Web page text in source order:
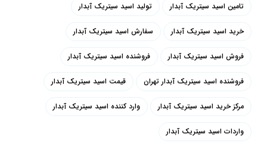
تامین اسید سیتریک آبدار تولید اسید سیتریک آبدار
خرید اسید سیتریک آبدار سفارش اسید سیتریک آبدار
فروش اسید سیتریک آبدار فروشنده اسید سیتریک آبدار
فروشنده اسید سیتریک آبدار تهران قیمت اسید سیتریک آبدار
مرکز خرید اسید سیتریک آبدار وارد کننده اسید سیتریک آبدار
واردات اسید سیتریک آبدار